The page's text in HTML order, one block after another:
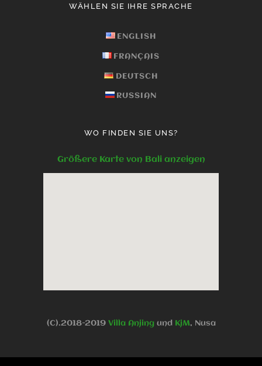
WÄHLEN SIE IHRE SPRACHE
ENGLISH
FRANÇAIS
DEUTSCH
RUSSIAN
WO FINDEN SIE UNS?
Größere Karte von Bali anzeigen
(C).2018-2019 Villa Anjingund KjM, Nusa